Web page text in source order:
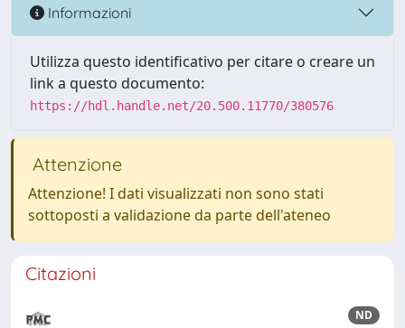
Informazioni
Utilizza questo identificativo per citare o creare un
link a questo documento:
https://hdl.handle.net/20.500.11770/380576
Attenzione
Attenzione! I dati visualizzati non sono stati
sottoposti a validazione da parte dell'ateneo
Citazioni
ND